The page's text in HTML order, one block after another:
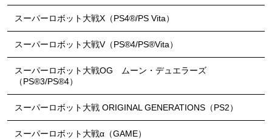
スーパーロボット大戦X（PS4®/PS Vita）
スーパーロボット大戦V（PS®4/PS®Vita）
スーパーロボット大戦OG ムーン・デュエラーズ
（PS®3/PS®4）
スーパーロボット大戦 ORIGINAL GENERATIONS（PS2）
スーパーロボット大戦α（GAME）